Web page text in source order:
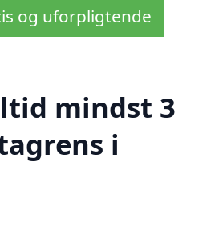
og uforpligtende
mindst 3
i